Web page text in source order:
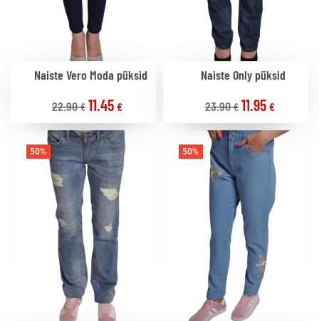
Naiste Vero Moda püksid
22.90€ 11.45 €
Naiste Only püksid
23.90€ 11.95 €
50% 50%